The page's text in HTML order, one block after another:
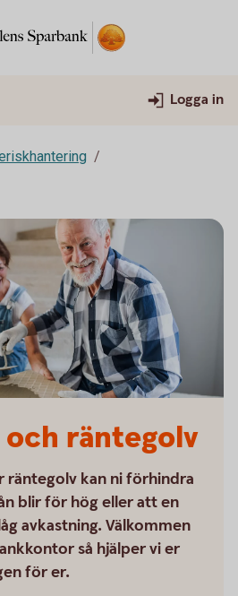
Logga in
räntegolv
räntegolv kan ni förhindra
blir för hög eller att en
avkastning. Välkommen
så hjälper vi er
för er.